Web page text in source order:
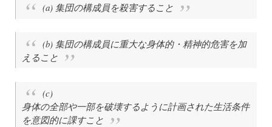
(a) 集団の構成員を殺害すること
(b) 集団の構成員に重大な身体的・精神的危害を加
えること
(c)
身体の全部や一部を破壊するように計画された生活条件
を意図的に課すこと